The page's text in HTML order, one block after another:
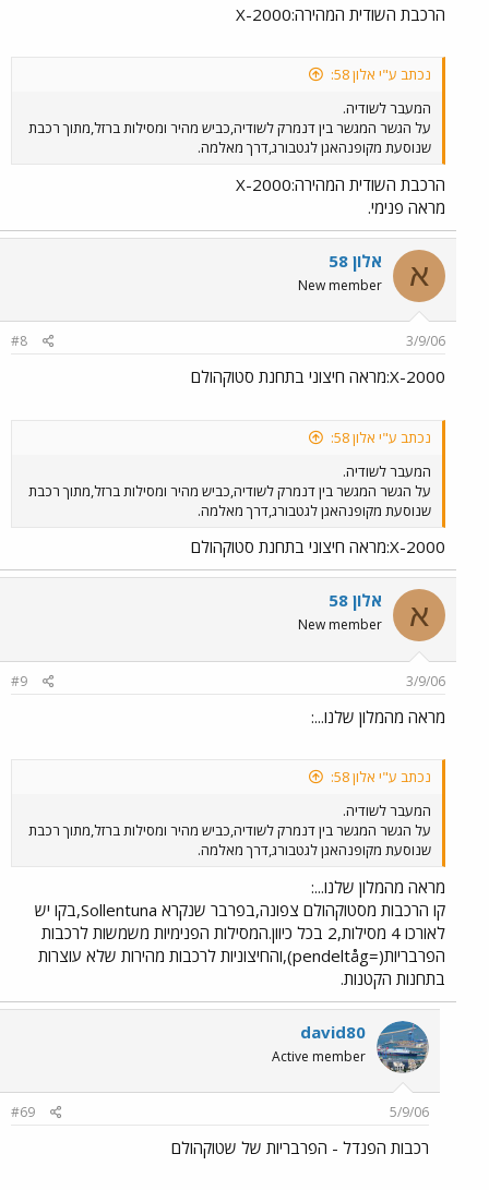
הרכבת השודית המהירה:X-2000
נכתב ע"י אלון 58:
המעבר לשודיה.
על הגשר המגשר בין דנמרק לשודיה,כביש מהיר ומסילות ברזל,מתוך רכבת
שנוסעת מקופנהאגן לגטבורג,דרך מאלמה.
הרכבת השודית המהירה:X-2000
מראה פנימי.
א אלון 58
New member
3/9/06
#8
X-2000:מראה חיצוני בתחנת סטוקהולם
נכתב ע"י אלון 58:
המעבר לשודיה.
על הגשר המגשר בין דנמרק לשודיה,כביש מהיר ומסילות ברזל,מתוך רכבת
שנוסעת מקופנהאגן לגטבורג,דרך מאלמה.
X-2000:מראה חיצוני בתחנת סטוקהולם
א אלון 58
New member
3/9/06
#9
מראה מהמלון שלנו...:
נכתב ע"י אלון 58:
המעבר לשודיה.
על הגשר המגשר בין דנמרק לשודיה,כביש מהיר ומסילות ברזל,מתוך רכבת
שנוסעת מקופנהאגן לגטבורג,דרך מאלמה.
מראה מהמלון שלנו...:
קו הרכבות מסטוקהולם צפונה,בפרבר שנקרא Sollentuna,בקו יש
לאורכו 4 מסילות,2 בכל כיוון.המסילות הפנימיות משמשות לרכבות
הפרבריות(=pendeltåg),והחיצוניות לרכבות מהירות שלא עוצרות
בתחנות הקטנות.
david80
Active member
5/9/06
#69
רכבות הפנדל - הפרבריות של שטוקהולם